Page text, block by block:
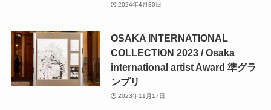
2024年4月30日
OSAKA INTERNATIONAL
COLLECTION 2023 / Osaka
international artist Award 準グラ
ンプリ
2023年11月17日